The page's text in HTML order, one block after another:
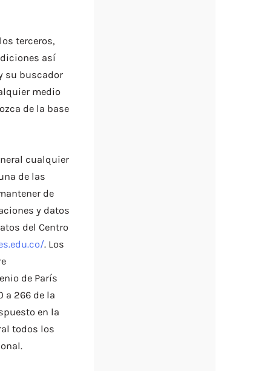
terceros,
así
su buscador
medio
de la base
cualquier
de las
de
y datos
del Centro
. Los
de París
a 266 de la
en la
todos los